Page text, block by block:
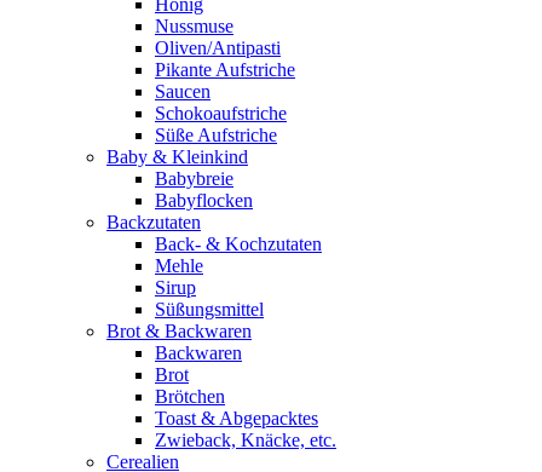
Honig
Nussmuse
Oliven/Antipasti
Pikante Aufstriche
Saucen
Schokoaufstriche
Süße Aufstriche
Baby & Kleinkind
Babybreie
Babyflocken
Backzutaten
Back- & Kochzutaten
Mehle
Sirup
Süßungsmittel
Brot & Backwaren
Backwaren
Brot
Brötchen
Toast & Abgepacktes
Zwieback, Knäcke, etc.
Cerealien